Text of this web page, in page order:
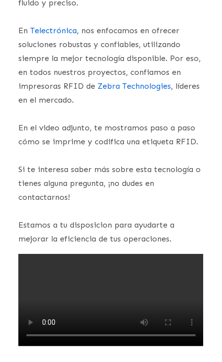
fluido y preciso.
EnTelectrónica, nos enfocamos en ofrecer
soluciones robustas y confiables, utilizando
siempre la mejor tecnología disponible. Por eso,
en todos nuestros proyectos, confiamos en
impresoras RFID de Zebra Technologies, líderes
en el mercado.
En el video adjunto, te mostramos paso a paso
cómo se imprime y codifica una etiqueta RFID.
Si te interesa saber más sobre esta tecnología o
tienes alguna pregunta, ¡no dudes en
contactarnos!
Estamos a tu disposicion para ayudarte a
mejorar la eficiencia de tus operaciones.